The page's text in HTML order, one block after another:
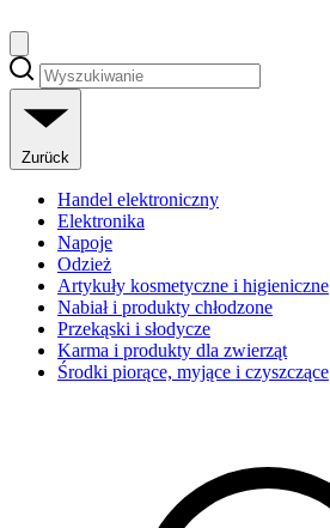
Zurück
Handel elektroniczny
Elektronika
Napoje
Odzież
Artykuły kosmetyczne i higieniczne
Nabiał i produkty chłodzone
Przekąski i słodycze
Karma i produkty dla zwierząt
Środki piorące, myjące i czyszczące